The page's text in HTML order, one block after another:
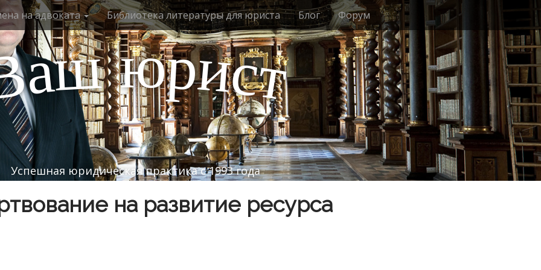
на адвоката Библиотека литературы для юриста Блог Форум
аш юрист
Успешная юридическая практика с 1993 года
на развитие ресурса